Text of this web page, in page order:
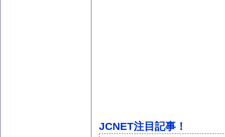
JCNET注目記事！